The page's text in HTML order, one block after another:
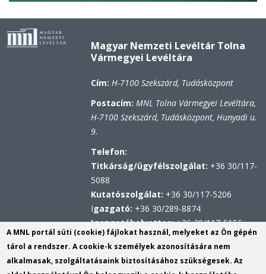
Magyar Nemzeti Levéltár Tolna
Vármegyei Levéltára
Cím:H-7100 Szekszárd, Tudásközpont
Postacím:MNL Tolna Vármegyei Levéltára,
H-7100 Szekszárd, Tudásközpont, Hunyadi u.
9.
Telefon:
Titkárság/ügyfélszolgálat: +36 30/117-
5088
Kutatószolgálat: +36 30/117-5206
Igazgató: +36 30/289-8874
Igazgatóhelyettes:+36 30/117-5156
Hivatali kapu
KRID: 567314100
Központi Érkeztetési Rendszer (KÉR)
A MNL portál süti (cookie) fájlokat használ, melyeket az Ön gépén
tárol a rendszer. A cookie-k személyek azonosítására nem
alkalmasak, szolgáltatásaink biztosításához szükségesek. Az